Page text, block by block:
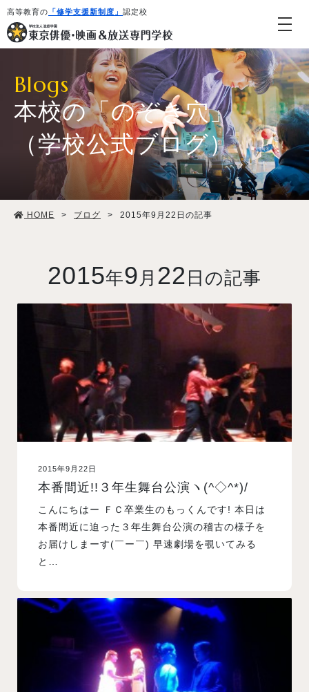
高等教育の 「修学支援新制度」 認定校
学校紹介・教育システム
学生生活
就職・デビュー
オープンキャンパス
訪問者別メニュー
Blogs
本校の「のぞき穴」
（学校公式ブログ）
HOME > ブログ > 2015年9月22日の記事
2015年9 月 22 日の記事
2015年9月22日
本番間近!!３年生舞台公演ヽ(^◇^*)/
こんにちはー ＦＣ卒業生のもっくんです! 本日は
本番間近に迫った３年生舞台公演の稽古の様子を
お届けしまーす(￣ー￣) 早速劇場を覗いてみる
と…